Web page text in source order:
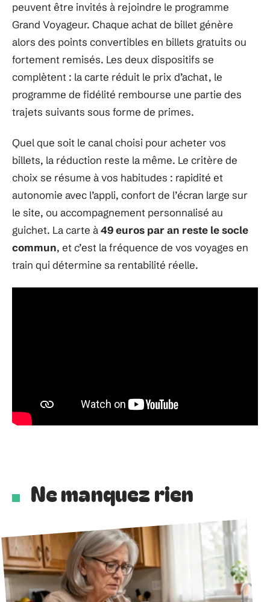
peuvent être invités à rejoindre le programme
Grand Voyageur. Chaque achat de billet génère
alors des points convertibles en billets gratuits ou
fortement remisés. Les deux dispositifs se
complètent : la carte réduit le prix d’achat, le
programme de fidélité rembourse une partie des
trajets suivants sous forme de primes.
Quel que soit le canal choisi pour acheter vos
billets, la réduction reste la même. Le critère de
choix se résume à vos habitudes : rapidité et
autonomie avec l’appli, confort de l’écran large sur
le site, ou accompagnement personnalisé au
guichet. La carte à49 euros par an reste le socle
commun, et c’est la fréquence de vos voyages en
train qui détermine sa rentabilité réelle.
Ne manquez rien